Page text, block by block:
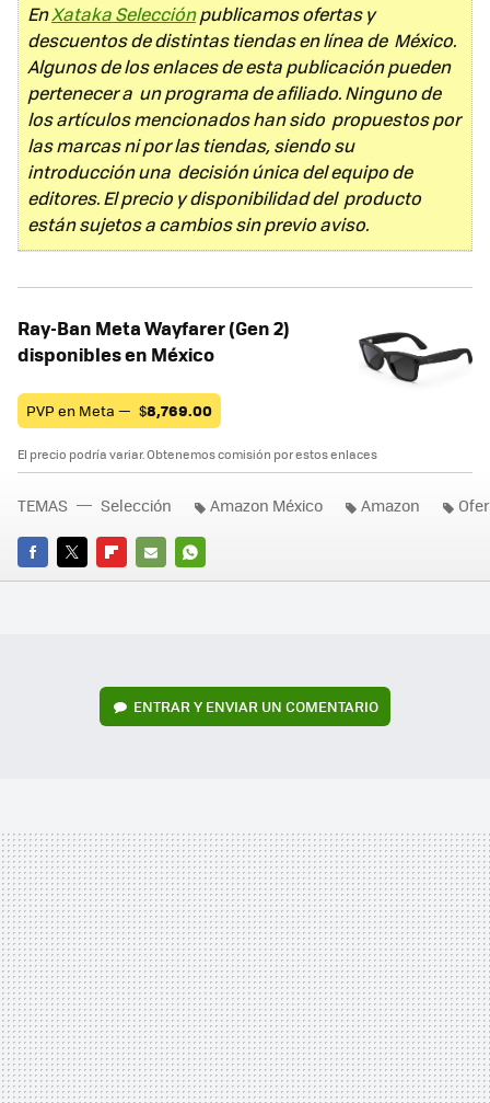
EnXataka Selecciónpublicamos ofertas y
descuentos de distintas tiendas en línea de México.
Algunos de los enlaces de esta publicación pueden
pertenecer a un programa de afiliado. Ninguno de
los artículos mencionados han sido propuestos por
las marcas ni por las tiendas, siendo su
introducción una decisión única del equipo de
editores. El precio y disponibilidad del producto
están sujetos a cambios sin previo aviso.
Ray-Ban Meta Wayfarer (Gen 2)
disponibles en México
PVP en Meta — $8,769.00
El precio podría variar. Obtenemos comisión por estos enlaces
FACEBOOK
TWITTERFLIPBOARD
E-
WHATSAPP
TEMAS Selección Amazon México Amazon
ENTRAR Y ENVIAR UN COMENTARIO